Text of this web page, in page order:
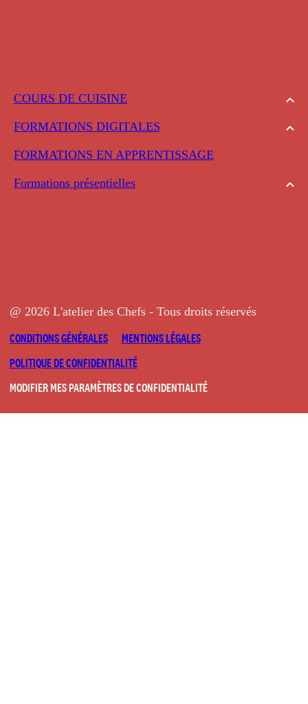
COURS DE CUISINE
FORMATIONS DIGITALES
FORMATIONS EN APPRENTISSAGE
Formations présentielles
@ 2026 L'atelier des Chefs - Tous droits réservés
CONDITIONS GÉNÉRALES
MENTIONS LÉGALES
POLITIQUE DE CONFIDENTIALITÉ
MODIFIER MES PARAMÈTRES DE CONFIDENTIALITÉ